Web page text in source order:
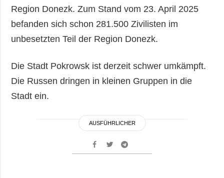
Region Donezk. Zum Stand vom 23. April 2025
befanden sich schon 281.500 Zivilisten im
unbesetzten Teil der Region Donezk.
Die Stadt Pokrowsk ist derzeit schwer umkämpft.
Die Russen dringen in kleinen Gruppen in die
Stadt ein.
AUSFÜHRLICHER